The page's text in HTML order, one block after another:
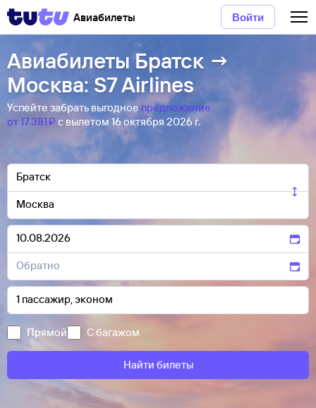
Авиабилеты Войти
Авиабилеты Братск →
Москва: S7 Airlines
Успейте забрать выгодноепредложение
от 17 ⁠381 ⁠₽ с вылетом 16 октября 2026 г.
Прямой С багажом
Найти билеты